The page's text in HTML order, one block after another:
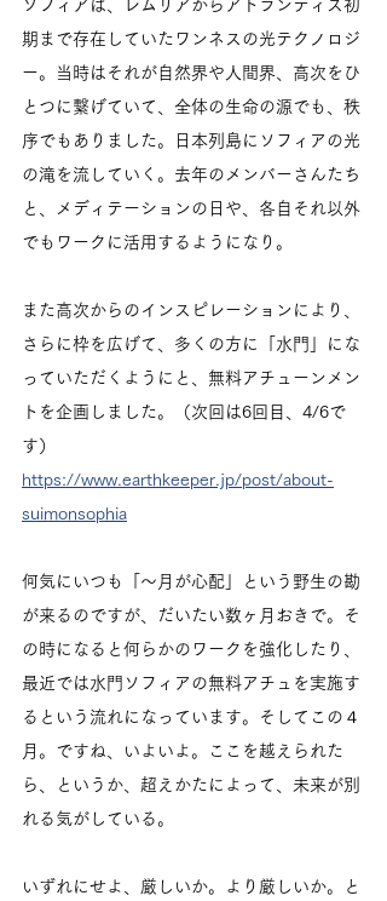
ソフィアは、レムリアからアトランティス初
期まで存在していたワンネスの光テクノロジ
ー。当時はそれが自然界や人間界、高次をひ
とつに繋げていて、全体の生命の源でも、秩
序でもありました。日本列島にソフィアの光
の滝を流していく。去年のメンバーさんたち
と、メディテーションの日や、各自それ以外
でもワークに活用するようになり。
また高次からのインスピレーションにより、
さらに枠を広げて、多くの方に「水門」にな
っていただくようにと、無料アチューンメン
トを企画しました。（次回は6回目、4/6で
す）
https://www.earthkeeper.jp/post/about-
suimonsophia
何気にいつも「～月が心配」という野生の勘
が来るのですが、だいたい数ヶ月おきで。そ
の時になると何らかのワークを強化したり、
最近では水門ソフィアの無料アチュを実施す
るという流れになっています。そしてこの４
月。ですね、いよいよ。ここを越えられた
ら、というか、超えかたによって、未来が別
れる気がしている。
いずれにせよ、厳しいか。より厳しいか。と